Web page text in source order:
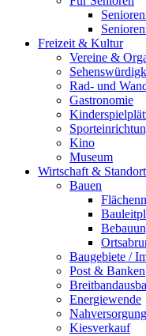
Freizeit & Kultur
Vereine &
Rad- und
Gastronomie
Kino
Museum
Wirtschaft & Standort
Bauen
Baugebiete /
Post & Banken
Energiewende
Nahversorgung
Kiesverkauf